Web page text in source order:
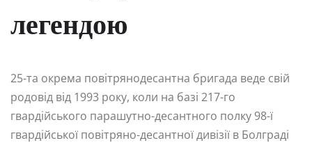
легендою
25-та окрема повітрянодесантна бригада веде свій
родовід від 1993 року, коли на базі 217-го
гвардійського парашутно-десантного полку 98-ї
гвардійської повітряно-десантної дивізії в Болграді